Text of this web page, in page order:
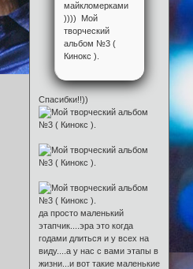
майкломерками
)))) Мой
творческий
альбом №3 (
Кинокс ).
Спасибки!!))
да просто маленький
этапчик....эра это когда
годами длиться и у всех на
виду....а у нас с вами этапы в
жизни...и вот такие маленькие